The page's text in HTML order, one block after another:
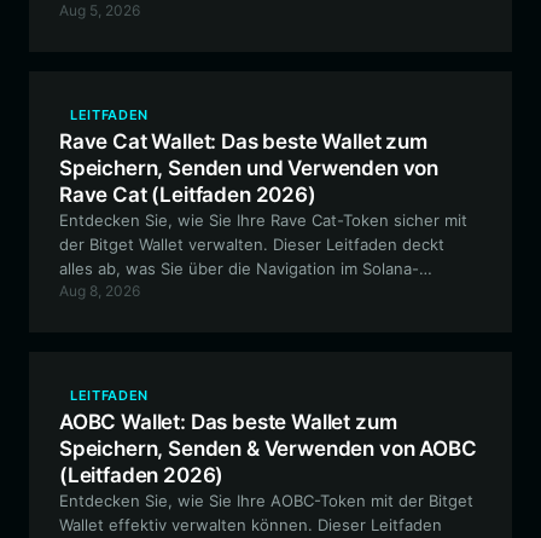
Solana-Ökosystem zurechtzufinden, Staking zu
Aug 5, 2026
LEITFADEN
Rave Cat Wallet: Das beste Wallet zum
Speichern, Senden und Verwenden von
Rave Cat (Leitfaden 2026)
Entdecken Sie, wie Sie Ihre Rave Cat-Token sicher mit
der Bitget Wallet verwalten. Dieser Leitfaden deckt
alles ab, was Sie über die Navigation im Solana-
Ökosystem wissen müssen, vom Minting
Aug 8, 2026
LEITFADEN
AOBC Wallet: Das beste Wallet zum
Speichern, Senden & Verwenden von AOBC
(Leitfaden 2026)
Entdecken Sie, wie Sie Ihre AOBC-Token mit der Bitget
Wallet effektiv verwalten können. Dieser Leitfaden